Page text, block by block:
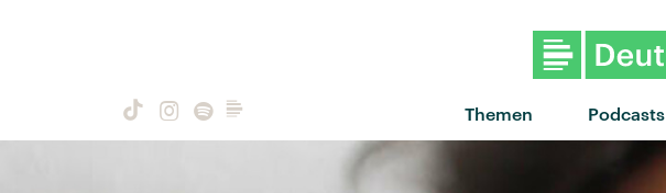
Themen Podcasts